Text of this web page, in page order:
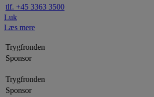
tlf. +45 3363 3500
Luk
Læs mere
Trygfronden
Sponsor
Trygfronden
Sponsor